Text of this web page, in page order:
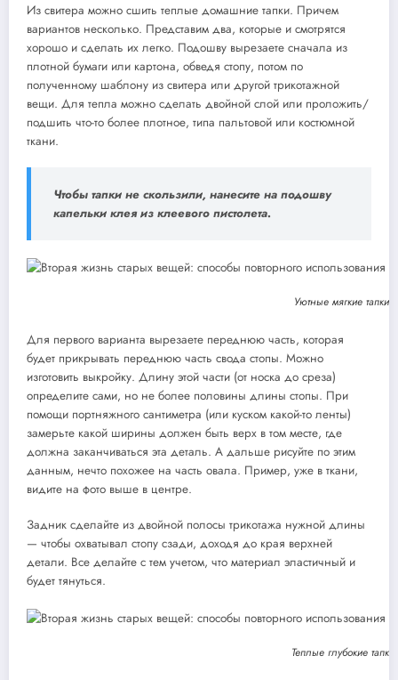
Из свитера можно сшить теплые домашние тапки. Причем
вариантов несколько. Представим два, которые и смотрятся
хорошо и сделать их легко. Подошву вырезаете сначала из
плотной бумаги или картона, обведя стопу, потом по
полученному шаблону из свитера или другой трикотажной
вещи. Для тепла можно сделать двойной слой или проложить/
подшить что-то более плотное, типа пальтовой или костюмной
ткани.
Чтобы тапки не скользили, нанесите на подошву
капельки клея из клеевого пистолета.
Уютные мягкие тапки
Для первого варианта вырезаете переднюю часть, которая
будет прикрывать переднюю часть свода стопы. Можно
изготовить выкройку. Длину этой части (от носка до среза)
определите сами, но не более половины длины стопы. При
помощи портняжного сантиметра (или куском какой-то ленты)
замерьте какой ширины должен быть верх в том месте, где
должна заканчиваться эта деталь. А дальше рисуйте по этим
данным, нечто похожее на часть овала. Пример, уже в ткани,
видите на фото выше в центре.
Задник сделайте из двойной полосы трикотажа нужной длины
— чтобы охватывал стопу сзади, доходя до края верхней
детали. Все делайте с тем учетом, что материал эластичный и
будет тянуться.
Теплые глубокие